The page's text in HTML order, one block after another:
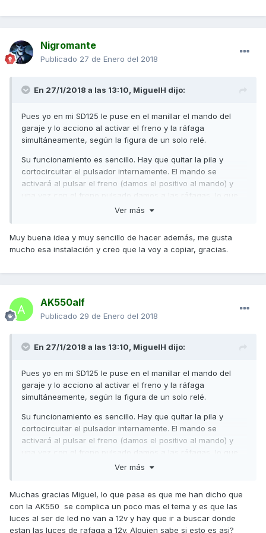
Nigromante
Publicado 27 de Enero del 2018
En 27/1/2018 a las 13:10, MiguelH dijo:
Pues yo en mi SD125 le puse en el manillar el mando del
garaje y lo acciono al activar el freno y la ráfaga
simultáneamente, según la figura de un solo relé.
Su funcionamiento es sencillo. Hay que quitar la pila y
cortocircuitar el pulsador internamente. El mando se
activará al pulsar el freno (damos el positivo al mando) y
una vez con el freno pulsado damos a las ráfagas, lo que
activará el relé y, con ello la masa del mando.
dos botones diferenciados para entrar o salir. Tuve que
añadir otro relé para seleccionar un botón u otro. Ese
pulsador u otro.
el botón de salir.
Cuando vayamos a entrar, lo lógico es que ya llevemos La
Luz de cruce encendida, por lo que irá activo el pulsador 2,
y con ello, al frenar y dar las ráfagas se abrirá la puerta
Al leerlo puede parecer complicado pero analizando un
poco los circuitos vereis que no es tan complicado y se
puede montar una mañana.
Ver más
Muy buena idea y muy sencillo de hacer además, me gusta
mucho esa instalación y creo que la voy a copiar, gracias.
AK550alf
Publicado 29 de Enero del 2018
En 27/1/2018 a las 13:10, MiguelH dijo:
Pues yo en mi SD125 le puse en el manillar el mando del
garaje y lo acciono al activar el freno y la ráfaga
simultáneamente, según la figura de un solo relé.
Su funcionamiento es sencillo. Hay que quitar la pila y
cortocircuitar el pulsador internamente. El mando se
activará al pulsar el freno (damos el positivo al mando) y
una vez con el freno pulsado damos a las ráfagas, lo que
activará el relé y, con ello la masa del mando.
dos botones diferenciados para entrar o salir. Tuve que
añadir otro relé para seleccionar un botón u otro. Ese
esquema es el de la imagen con los dos relés.
Ver más
Muchas gracias Miguel, lo que pasa es que me han dicho que
con la AK550 se complica un poco mas el tema y es que las
luces al ser de led no van a 12v y hay que ir a buscar donde
estan las luces de rafaga a 12v. Alguien sabe si esto es asi?